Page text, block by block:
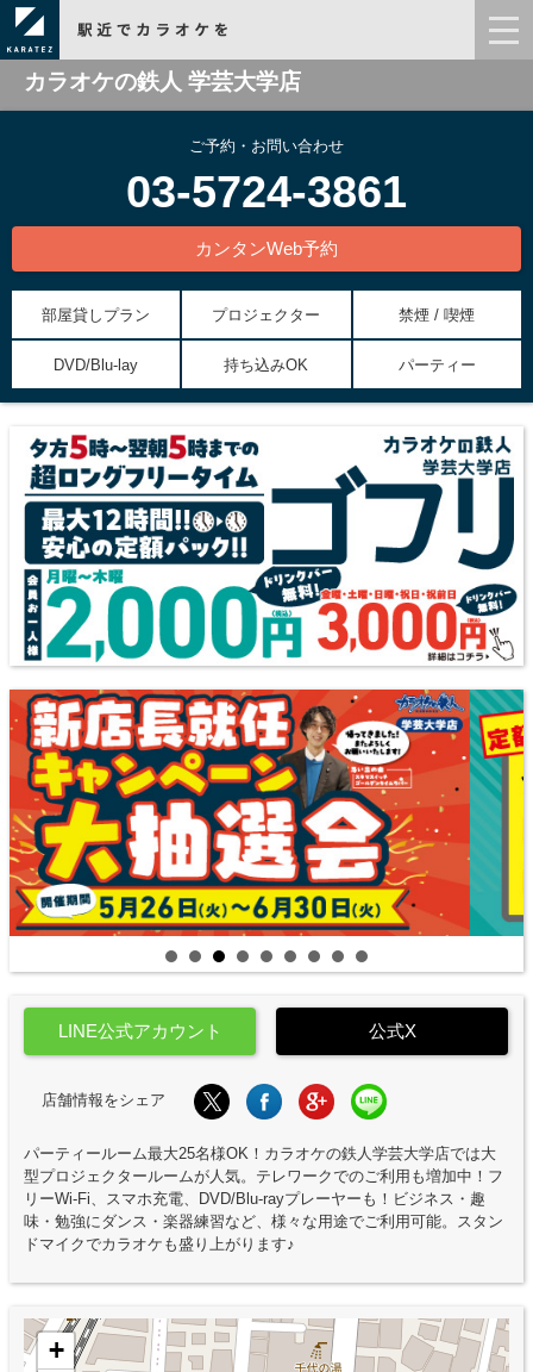
カラオケの鉄人 学芸大学店
ご予約・お問い合わせ
03-5724-3861
カンタンWeb予約
部屋貸しプラン プロジェクター 禁煙 / 喫煙
DVD/Blu-lay 持ち込みOK パーティー
LINE公式アカウント 公式X
店舗情報をシェア
パーティールーム最大25名様OK！カラオケの鉄人学芸大学店では大
型プロジェクタールームが人気。テレワークでのご利用も増加中！フ
リーWi-Fi、スマホ充電、DVD/Blu-rayプレーヤーも！ビジネス・趣
味・勉強にダンス・楽器練習など、様々な用途でご利用可能。スタン
ドマイクでカラオケも盛り上がります♪
+